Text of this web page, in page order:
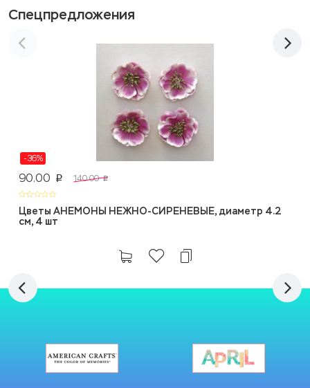
Спецпредложения
-36%
90.00 p 140.00 p
Цветы АНЕМОНЫ НЕЖНО-СИРЕНЕВЫЕ, диаметр 4.2
см, 4 шт